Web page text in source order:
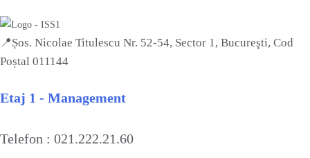
📍Șos. Nicolae Titulescu Nr. 52-54, Sector 1, Bucureşti, Cod
Poștal 011144
Etaj 1 - Management
Telefon : 021.222.21.60